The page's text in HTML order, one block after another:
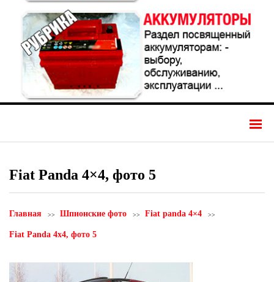
Fiat Panda 4×4, фото 5
Главная Шпионские фото Fiat panda 4×4
Fiat Panda 4x4, фото 5